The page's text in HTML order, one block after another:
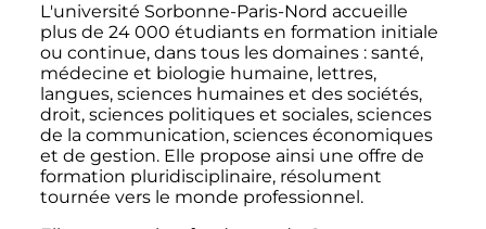
L'université Sorbonne-Paris-Nord accueille
plus de 24 000 étudiantsen formation initiale
ou continue, dans tous les domaines : santé,
médecine et biologie humaine, lettres,
langues, sciences humaines et des sociétés,
droit, sciences politiques et sociales, sciences
de la communication, sciences économiques
et de gestion. Elle propose ainsi une offre de
formation pluridisciplinaire, résolument
tournée vers le monde professionnel.